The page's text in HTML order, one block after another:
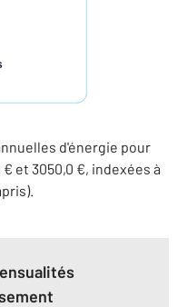
d'énergie pour
et 3050,0 €, indexées à